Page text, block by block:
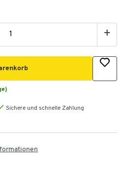
+
Sichere und schnelle Zahlung